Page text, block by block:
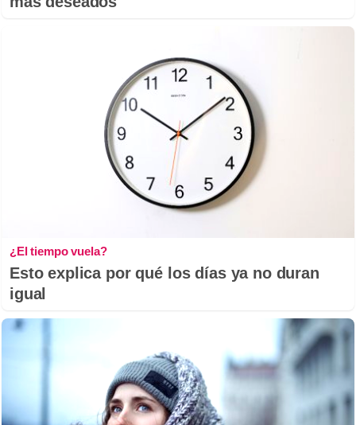
¿El tiempo vuela?
Esto explica por qué los días ya no duran
igual